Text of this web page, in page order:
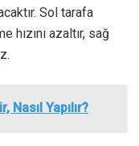
Sol tarafa
azaltır, sağ
Nasıl Yapılır?